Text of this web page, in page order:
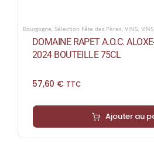
Bourgogne,Sélection Fête des Pères,VINS,
DOMAINE RAPET A.O.C.
2024 BOUTEILLE 75CL
57,60 € TTC
Ajouter au